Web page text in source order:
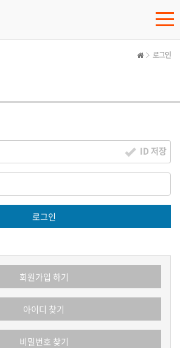
로그인
ID 저장
로그인
회원가입 하기
아이디 찾기
비밀번호 찾기